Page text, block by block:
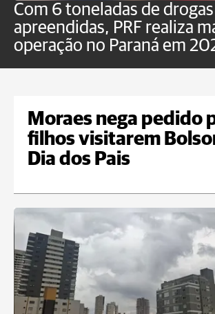
Com 6 toneladas de drogas
apreendidas, PRF realiza
operação no Paraná em
Moraes nega pedido
filhos visitarem
Dia dos Pais